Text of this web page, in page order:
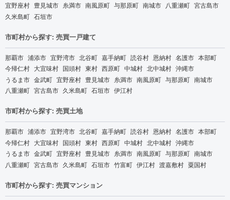
宜野座村 豊見城市 糸満市 南風原町 与那原町 南城市 八重瀬町 宮古島市
久米島町 石垣市
市町村から探す: 売買一戸建て
那覇市 浦添市 宜野湾市 北谷町 嘉手納町 読谷村 恩納村 名護市 本部町
今帰仁村 大宜味村 国頭村 東村 西原町 中城村 北中城村 沖縄市
うるま市 金武町 宜野座村 豊見城市 糸満市 南風原町 与那原町 南城市
八重瀬町 宮古島市 久米島町 石垣市 伊江村
市町村から探す: 売買土地
那覇市 浦添市 宜野湾市 北谷町 嘉手納町 読谷村 恩納村 名護市 本部町
今帰仁村 大宜味村 国頭村 東村 西原町 中城村 北中城村 沖縄市
うるま市 金武町 宜野座村 豊見城市 糸満市 南風原町 与那原町 南城市
八重瀬町 宮古島市 久米島町 石垣市 竹富町 伊江村 渡嘉敷村 粟国村
市町村から探す: 売買マンション